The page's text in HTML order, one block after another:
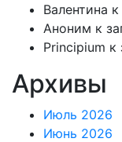
Валентина
Аноним к
Principium к
Архивы
Июль 2026
Июнь 2026